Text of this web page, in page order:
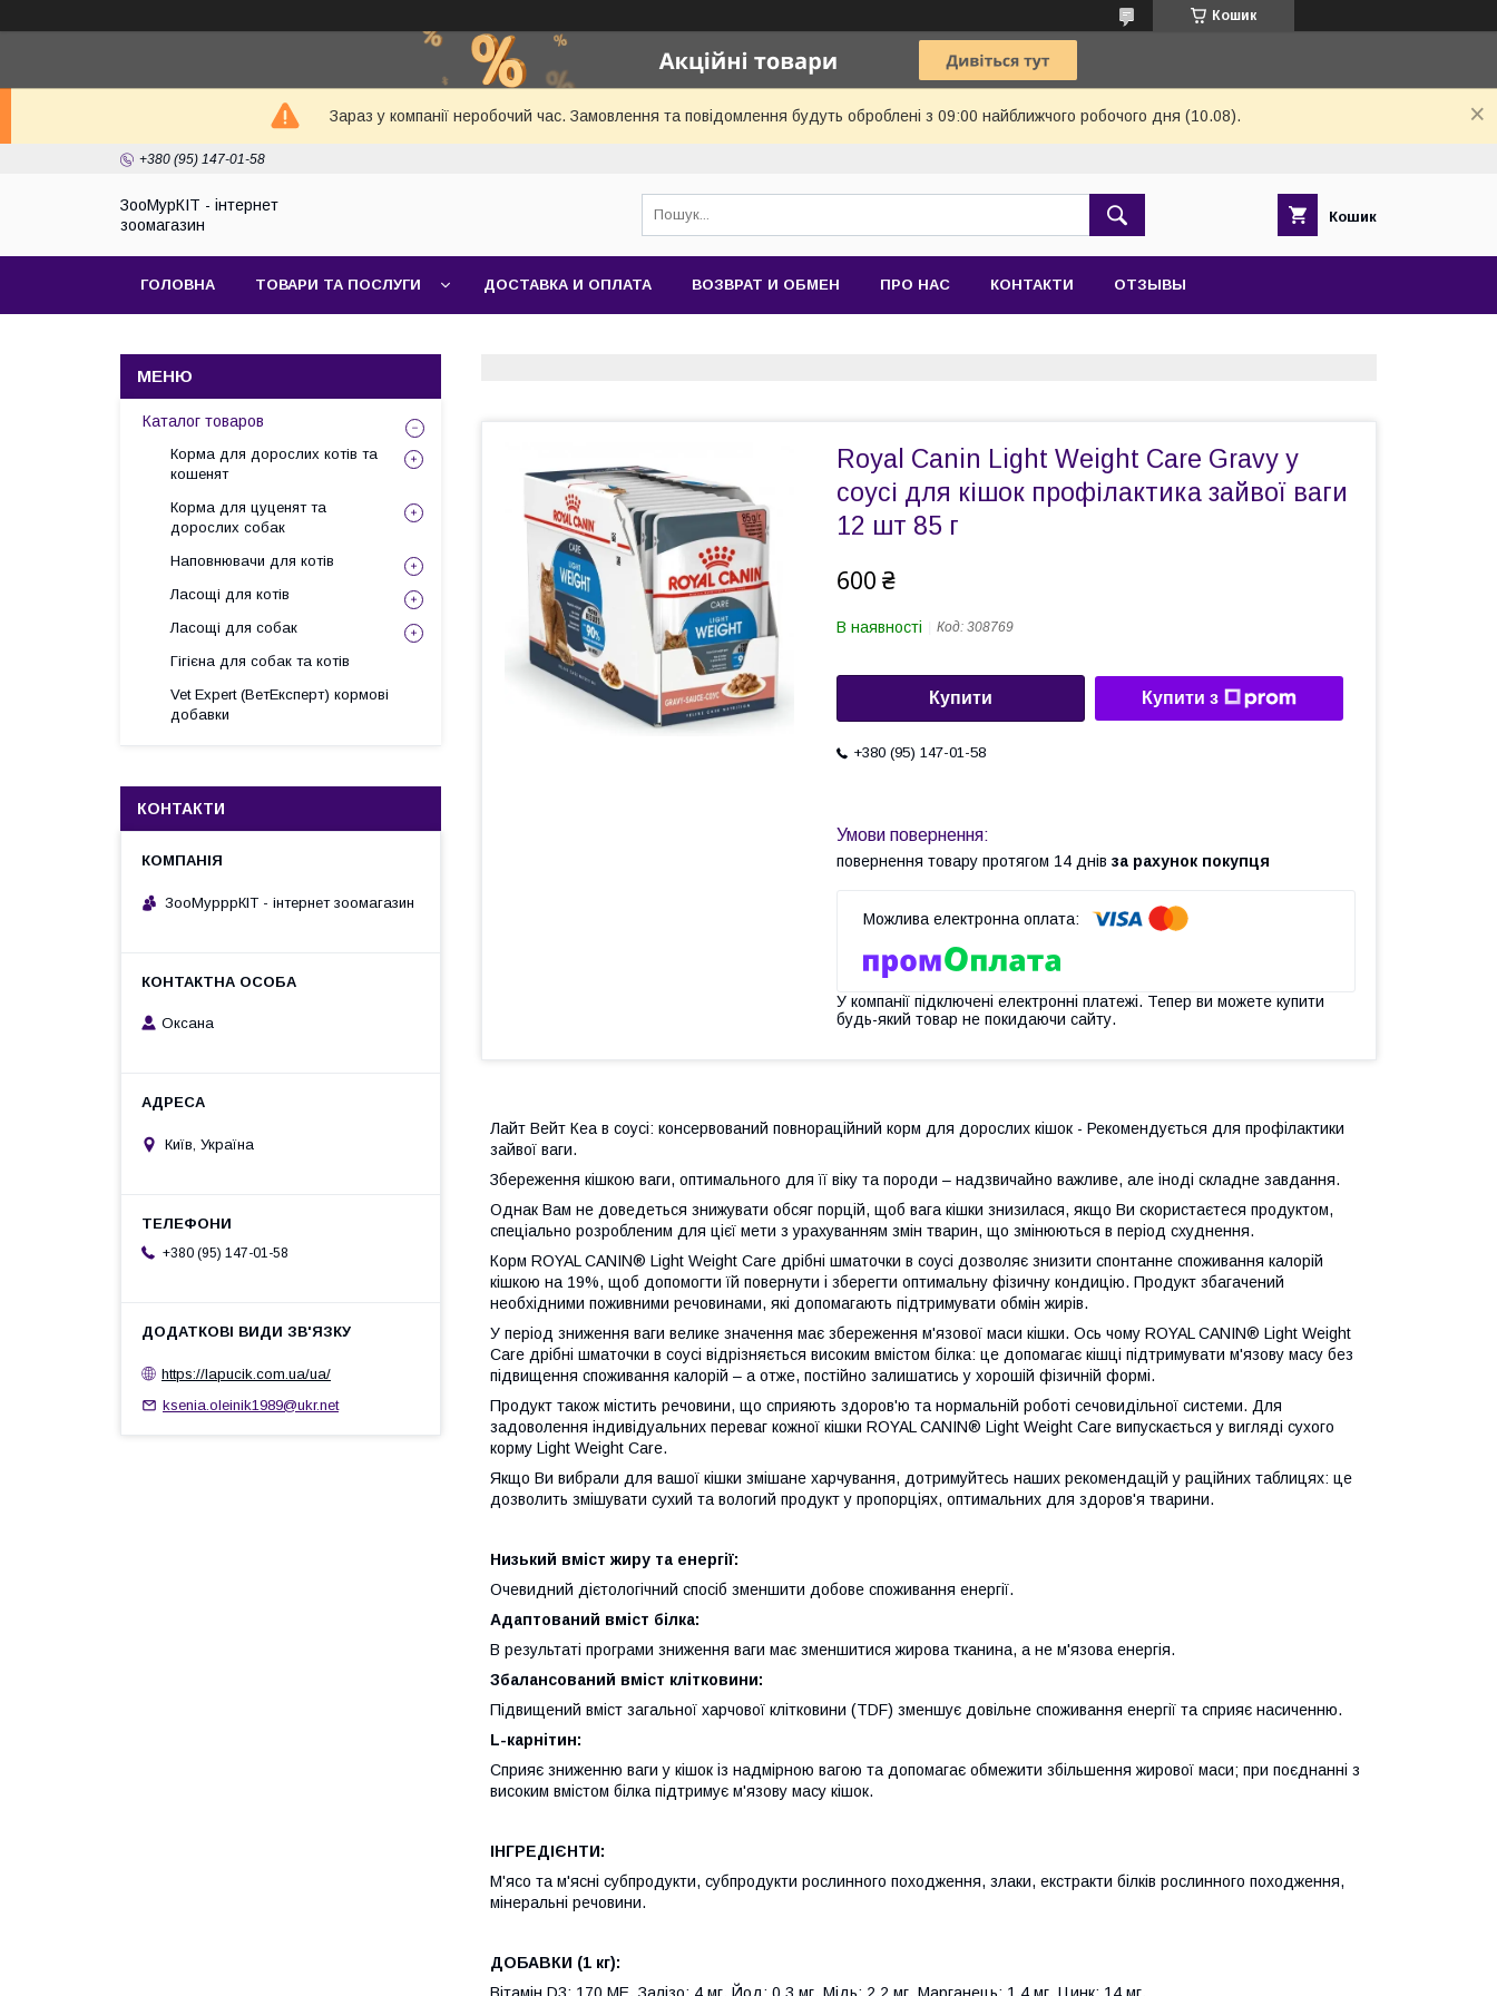
Кошик
Зараз у компанії неробочий час. Замовлення та повідомлення будуть оброблені з 09:00 найближчого робочого дня (10.08).
+380 (95) 147-01-58
ЗооМурКІТ - інтернет
зоомагазин
Кошик
ГОЛОВНА ТОВАРИ ТА ПОСЛУГИ ДОСТАВКА И ОПЛАТА ВОЗВРАТ И ОБМЕН ПРО НАС КОНТАКТИ ОТЗЫВЫ
Royal Canin Light Weight Care Gravy у
соусі для кішок профілактика зайвої ваги
12 шт 85 г
600 ₴
В наявності Код: 308769
Купити Купити з
+380 (95) 147-01-58
повернення товару протягом 14 днів за рахунок покупця
У компанії підключені електронні платежі. Тепер ви можете купити
будь-який товар не покидаючи сайту.
Лайт Вейт Кеа в соусі: консервований повнораційний корм для дорослих кішок - Рекомендується для профілактики
зайвої ваги.
Збереження кішкою ваги, оптимального для її віку та породи – надзвичайно важливе, але іноді складне завдання.
Однак Вам не доведеться знижувати обсяг порцій, щоб вага кішки знизилася, якщо Ви скористаєтеся продуктом,
спеціально розробленим для цієї мети з урахуванням змін тварин, що змінюються в період схуднення.
Корм ROYAL CANIN® Light Weight Care дрібні шматочки в соусі дозволяє знизити спонтанне споживання калорій
кішкою на 19%, щоб допомогти їй повернути і зберегти оптимальну фізичну кондицію. Продукт збагачений
необхідними поживними речовинами, які допомагають підтримувати обмін жирів.
У період зниження ваги велике значення має збереження м'язової маси кішки. Ось чому ROYAL CANIN® Light Weight
Care дрібні шматочки в соусі відрізняється високим вмістом білка: це допомагає кішці підтримувати м'язову масу без
підвищення споживання калорій – а отже, постійно залишатись у хорошій фізичній формі.
Продукт також містить речовини, що сприяють здоров'ю та нормальній роботі сечовидільної системи. Для
задоволення індивідуальних переваг кожної кішки ROYAL CANIN® Light Weight Care випускається у вигляді сухого
корму Light Weight Care.
Якщо Ви вибрали для вашої кішки змішане харчування, дотримуйтесь наших рекомендацій у раційних таблицях: це
дозволить змішувати сухий та вологий продукт у пропорціях, оптимальних для здоров'я тварини.
Низький вміст жиру та енергії:
Очевидний дієтологічний спосіб зменшити добове споживання енергії.
Адаптований вміст білка:
В результаті програми зниження ваги має зменшитися жирова тканина, а не м'язова енергія.
Збалансований вміст клітковини:
Підвищений вміст загальної харчової клітковини (TDF) зменшує довільне споживання енергії та сприяє насиченню.
L-карнітин:
Сприяє зниженню ваги у кішок із надмірною вагою та допомагає обмежити збільшення жирової маси; при поєднанні з
високим вмістом білка підтримує м'язову масу кішок.
ІНГРЕДІЄНТИ:
М'ясо та м'ясні субпродукти, субпродукти рослинного походження, злаки, екстракти білків рослинного походження,
мінеральні речовини.
ДОБАВКИ (1 кг):
Вітамін D3: 170 ME, Залізо: 4 мг, Йод: 0,3 мг, Мідь: 2,2 мг, Марганець: 1,4 мг, Цинк: 14 мг.
Каталог товаров
Корма для дорослих котів та
кошенят
Корма для цуценят та
дорослих собак
Наповнювачи для котів
Ласощі для котів
Ласощі для собак
Гігієна для собак та котів
Vet Expert (ВетЕксперт) кормові
добавки
КОНТАКТИ
ЗооМурррКІТ - інтернет зоомагазин
Оксана
Київ, Україна
+380 (95) 147-01-58
https://lapucik.com.ua/ua/
ksenia.oleinik1989@ukr.net